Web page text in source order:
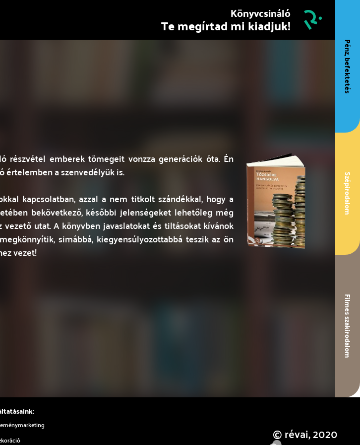
Könyvcsináló
Te megírtad mi kiadjuk!
Pénz, befektetés
Szépirodalom
Filmes szakirodalom
részvétel emberek tömegeit vonzza generációk óta. Én
értelemben a szenvedélyük is.
kapcsolatban, azzal a nem titkolt szándékkal, hogy a
bekövetkező, későbbi jelenségeket lehetőleg még
utat. A könyvben javaslatokat és tiltásokat kívánok
simábbá, kiegyensúlyozottabbá teszik az ön
vezet!
© révai, 2020